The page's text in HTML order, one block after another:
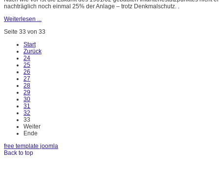
nachträglich noch einmal 25% der Anlage – trotz Denkmalschutz. .
Weiterlesen ...
Seite 33 von 33
Start
Zurück
24
25
26
27
28
29
30
31
32
33
Weiter
Ende
free template joomla
Back to top